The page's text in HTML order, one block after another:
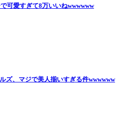
可愛すぎて8万いいねwwwwww
ズ、マジで美人揃いすぎる件wwwwww